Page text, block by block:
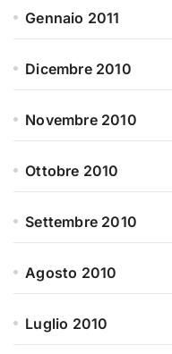
Gennaio 2011
Dicembre 2010
Novembre 2010
Ottobre 2010
Settembre 2010
Agosto 2010
Luglio 2010